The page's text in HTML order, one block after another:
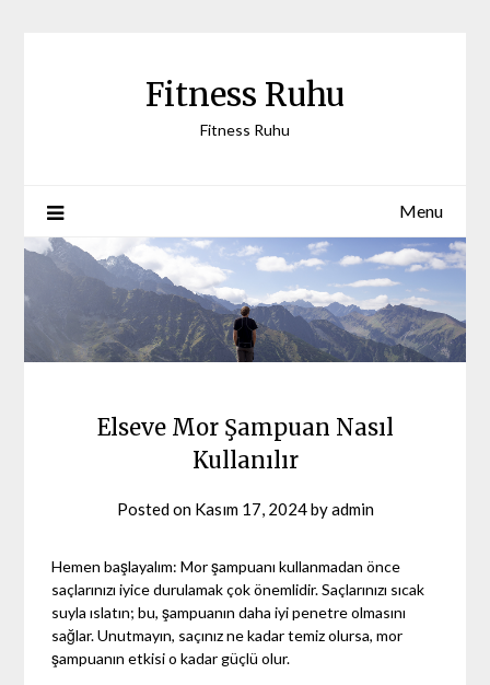
Fitness Ruhu
Fitness Ruhu
Menu
Elseve Mor Şampuan Nasıl
Kullanılır
Posted on Kasım 17, 2024byadmin
Hemen başlayalım: Mor şampuanı kullanmadan önce
saçlarınızı iyice durulamak çok önemlidir. Saçlarınızı sıcak
suyla ıslatın; bu, şampuanın daha iyi penetre olmasını
sağlar. Unutmayın, saçınız ne kadar temiz olursa, mor
şampuanın etkisi o kadar güçlü olur.